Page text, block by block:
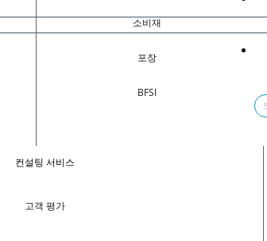
소비재
포장
BFSI
컨설팅 서비스
고객 평가